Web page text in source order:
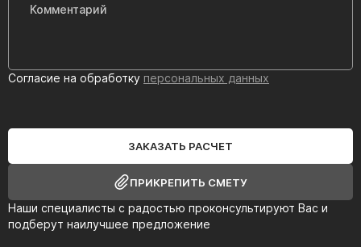
Наши специалисты с радостью проконсультируют Вас и
подберут наилучшее предложение
Согласие на обработку персональных данных
ЗАКАЗАТЬ РАСЧЕТ
ПРИКРЕПИТЬ СМЕТУ